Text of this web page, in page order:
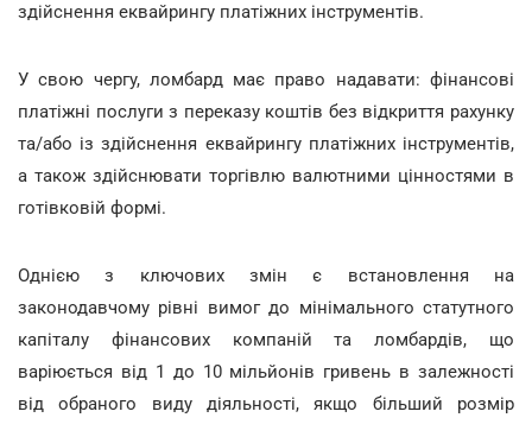
здійснення еквайрингу платіжних інструментів.
У свою чергу, ломбард має право надавати: фінансові
платіжні послуги з переказу коштів без відкриття рахунку
та/або із здійснення еквайрингу платіжних інструментів,
а також здійснювати торгівлю валютними цінностями в
готівковій формі.
Однією з ключових змін є встановлення на
законодавчому рівні вимог до мінімального статутного
капіталу фінансових компаній та ломбардів, що
варіюється від 1 до 10 мільйонів гривень в залежності
від обраного виду діяльності, якщо більший розмір